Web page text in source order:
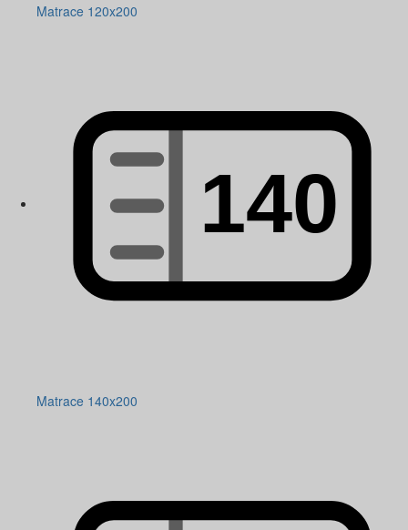
Matrace 120x200
Matrace 140x200